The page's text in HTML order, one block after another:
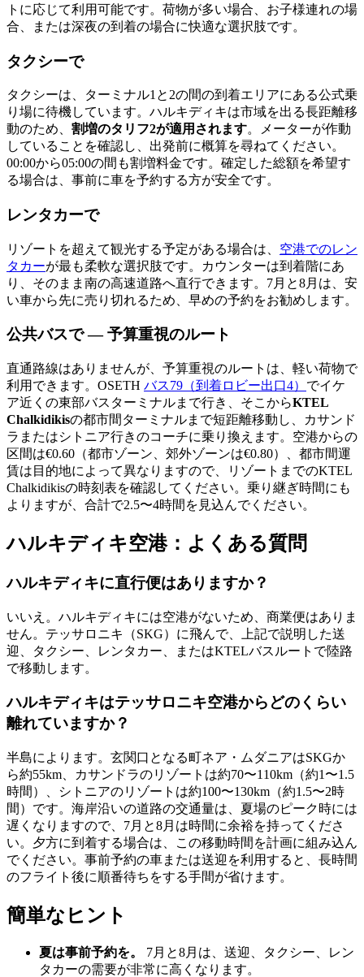
トに応じて利用可能です。荷物が多い場合、お子様連れの場
合、または深夜の到着の場合に快適な選択肢です。
タクシーで
タクシーは、ターミナル1と2の間の到着エリアにある公式乗
り場に待機しています。ハルキディキは市域を出る長距離移
動のため、 割増のタリフ2が適用されます。メーターが作動
していることを確認し、出発前に概算を尋ねてください。
00:00から05:00の間も割増料金です。確定した総額を希望す
る場合は、事前に車を予約する方が安全です。
レンタカーで
リゾートを超えて観光する予定がある場合は、 空港でのレン
タカーが最も柔軟な選択肢です。カウンターは到着階にあ
り、そのまま南の高速道路へ直行できます。7月と8月は、安
い車から先に売り切れるため、早めの予約をお勧めします。
公共バスで — 予算重視のルート
直通路線はありませんが、予算重視のルートは、軽い荷物で
利用できます。OSETH バス79（到着ロビー出口4） でイケ
ア近くの東部バスターミナルまで行き、そこからKTEL
Chalkidikisの都市間ターミナルまで短距離移動し、カサンド
ラまたはシトニア行きのコーチに乗り換えます。空港からの
区間は€0.60（都市ゾーン、郊外ゾーンは€0.80）、都市間運
賃は目的地によって異なりますので、リゾートまでのKTEL
Chalkidikisの時刻表を確認してください。乗り継ぎ時間にも
よりますが、合計で2.5〜4時間を見込んでください。
ハルキディキ空港：よくある質問
ハルキディキに直行便はありますか？
いいえ。ハルキディキには空港がないため、商業便はありま
せん。テッサロニキ（SKG）に飛んで、上記で説明した送
迎、タクシー、レンタカー、またはKTELバスルートで陸路
で移動します。
ハルキディキはテッサロニキ空港からどのくらい
離れていますか？
半島によります。玄関口となる町ネア・ムダニアはSKGか
ら約55km、カサンドラのリゾートは約70〜110km（約1〜1.5
時間）、シトニアのリゾートは約100〜130km（約1.5〜2時
間）です。海岸沿いの道路の交通量は、夏場のピーク時には
遅くなりますので、7月と8月は時間に余裕を持ってくださ
い。夕方に到着する場合は、この移動時間を計画に組み込ん
でください。事前予約の車または送迎を利用すると、長時間
のフライト後に順番待ちをする手間が省けます。
簡単なヒント
夏は事前予約を。
7月と8月は、送迎、タクシー、レン
タカーの需要が非常に高くなります。